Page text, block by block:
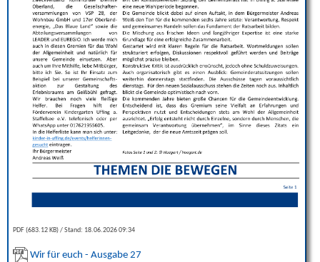
PDF (683.12 KB) Stand: 18.06.2026 09:34
Wir für euch - Ausgabe 27